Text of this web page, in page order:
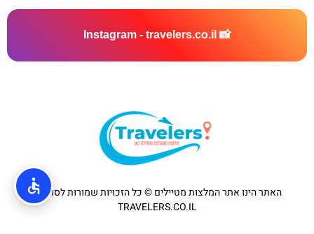
📸 Instagram - travelers.co.il
האתר הינו אתר המלצות מטיילים © כל הזכויות שמורות לסוכנות
TRAVELERS.CO.IL